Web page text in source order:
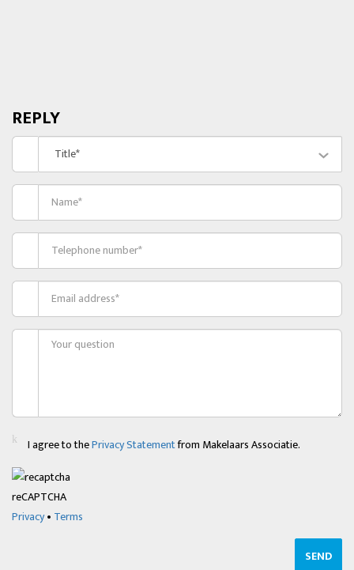
REPLY
Title*
I agree to thePrivacy Statementfrom Makelaars Associatie.
reCAPTCHA
Privacy• Terms
SEND